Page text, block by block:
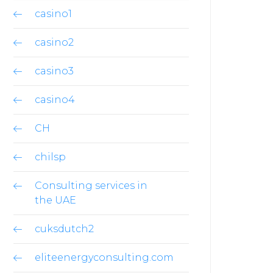
casino1
casino2
casino3
casino4
CH
chilsp
Consulting services in
the UAE
cuksdutch2
eliteenergyconsulting.com